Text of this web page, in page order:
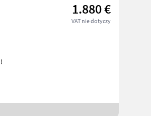
1.880 €
VAT nie dotyczy